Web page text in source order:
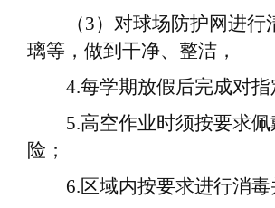
（3） 对球场防护网进行
璃等，做到干净、整洁 ，
4.每学期放假后完成对
5.高空作业时须按要求
险；
6.区域内按要求进行消